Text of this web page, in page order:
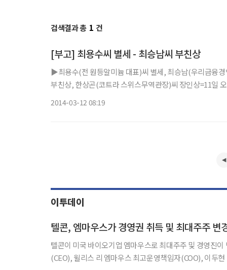
검색결과 총 1 건
[부고] 최용수씨 별세 - 최승남씨 부친상
▶최용수(전 원등알미늄 대표)씨 별세, 최승남(우리금융
부친상, 한상곤(코트라 스위스무역관장)씨 장인상=11일
2014-03-12 08:19
이투데이
텔콘, 엠마우스가 경영권 취득 및 최대주주 변
텔콘이 미국 바이오기업 엠마우스로 최대주주 및 경영진
(CEO), 윌리스 리 엠마우스 최고운영책임자(COO), 이두